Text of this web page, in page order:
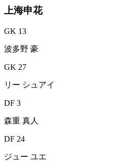
上海申花
GK 13
波多野 豪
GK 27
リー シュアイ
DF 3
森重 真人
DF 24
ジュー ユエ